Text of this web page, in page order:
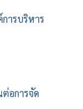
ารบริหาร
อการจัด